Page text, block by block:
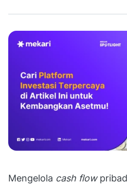
Mengelola cash flow